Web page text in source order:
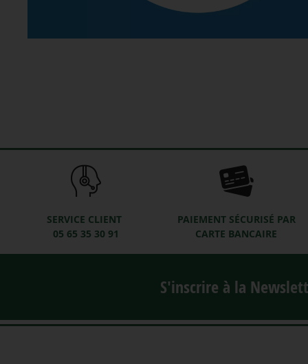
SERVICE CLIENT
05 65 35 30 91
PAIEMENT SÉCURISÉ PAR
CARTE BANCAIRE
S'inscrire à la